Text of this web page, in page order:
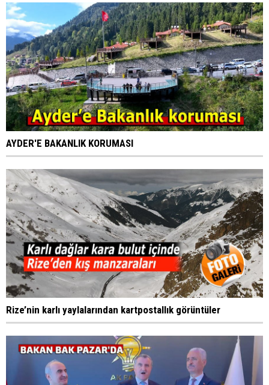
AYDER'E BAKANLIK KORUMASI
Rize’nin karlı yaylalarından kartpostallık görüntüler